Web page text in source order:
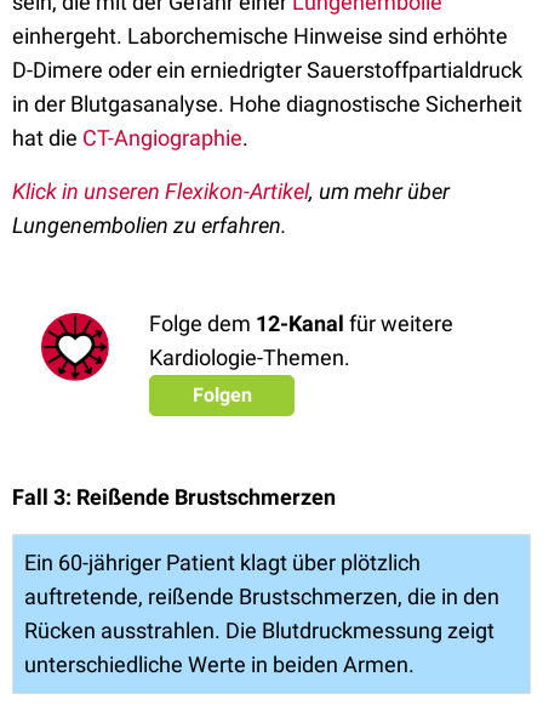
einhergeht. Laborchemische Hinweise sind erhöhte
D-Dimere oder ein erniedrigterSauerstoffpartialdruck
in der Blutgasanalyse. Hohe diagnostische Sicherheit
hat die CT-Angiographie.
Klick in unseren Flexikon-Artikel, um mehr über
Lungenembolien zu erfahren.
Folge dem 12-Kanal für weitere
Kardiologie-Themen.
Folgen
Fall 3: Reißende Brustschmerzen
Ein 60-jähriger Patient klagt über plötzlich
auftretende, reißende Brustschmerzen, die in den
Rücken ausstrahlen. Die Blutdruckmessung zeigt
unterschiedliche Werte in beiden Armen.